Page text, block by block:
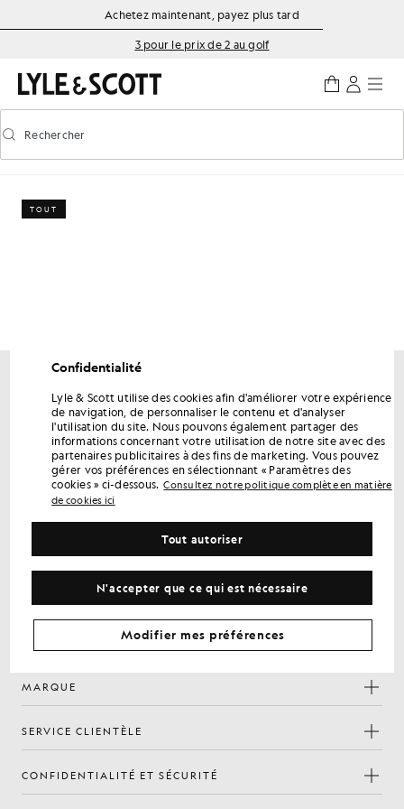
Aller directement au contenu principal
Informations sur l'accessibilité
Achetez maintenant, payez plus tard
3 pour le prix de 2 au golf
Activer/désactiver la recherche prédictive
Rechercher
TOUT
Bénéficiez de 15 % de réduction sur votre
première commande
Inscrivez-vous pour bénéficier d'offres réservées aux
membres, d'un accès en avant-première et de récompenses.
Adresse e-mail
En vous inscrivant, vous confirmez avoir lu et accepté notre
confidentialité
Préférences en matière de cookies
Facebook
Instagram
YouTube
TikTok
MARQUE
SERVICE CLIENTÈLE
CONFIDENTIALITÉ ET SÉCURITÉ
Confidentialité
Lyle & Scott utilise des cookies afin d'améliorer votre expérience
de navigation, de personnaliser le contenu et d'analyser
l'utilisation du site. Nous pouvons également partager des
informations concernant votre utilisation de notre site avec des
partenaires publicitaires à des fins de marketing. Vous pouvez
gérer vos préférences en sélectionnant « Paramètres des
cookies » ci-dessous. Consultez notre politique complète en matière
de cookies ici
N'accepter que ce qui est nécessaire
Tout autoriser
Modifier mes préférences